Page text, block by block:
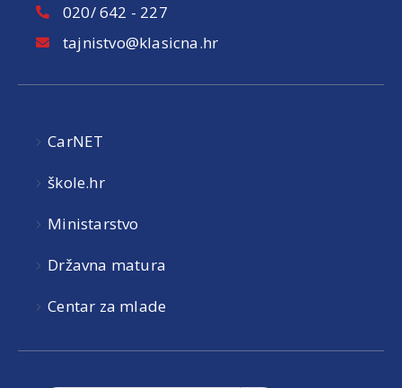
020/ 642 - 227
tajnistvo@klasicna.hr
CarNET
škole.hr
Ministarstvo
Državna matura
Centar za mlade